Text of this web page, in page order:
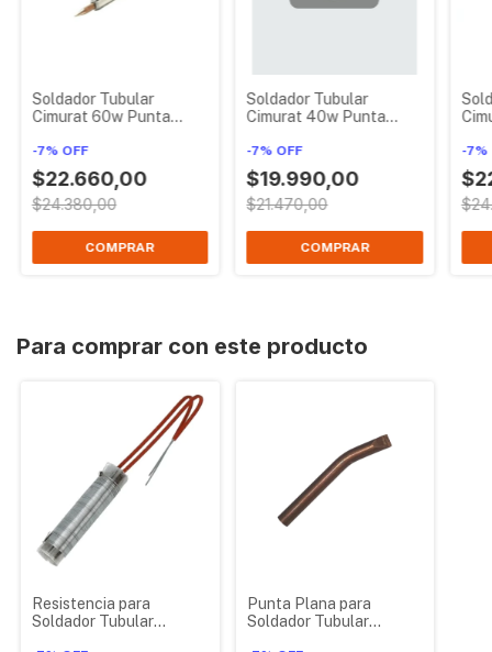
Soldador Tubular
Cimurat 60w Punta
-7% OFF
$22.660,00
$24.380,00
Soldador Tubular
Cimurat 40w Punta
-7% OFF
$19.990,00
$21.470,00
-7%
Para comprar con este producto
Resistencia para
Soldador Tubular
Punta Plana para
Soldador Tubular